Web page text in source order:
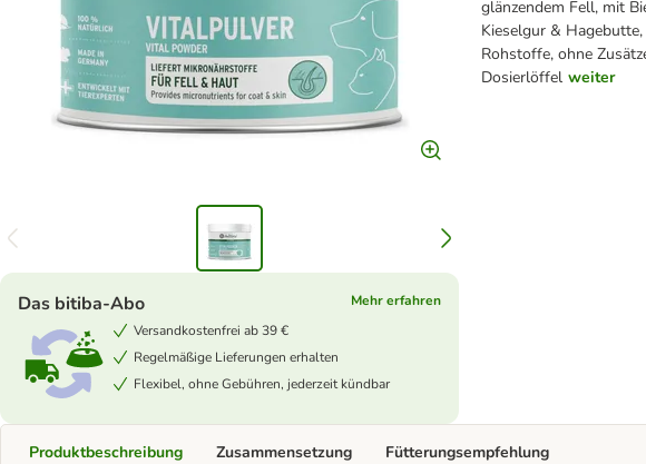
glänzendem Fell, mit
Kieselgur &
Rohstoffe, ohne
Dosierlöffel weiter
Das bitiba-Abo
Mehr erfahren
Versandkostenfrei ab 39 €
Regelmäßige Lieferungen erhalten
Flexibel, ohne Gebühren, jederzeit kündbar
Produktbeschreibung Zusammensetzung Fütterungsempfehlung